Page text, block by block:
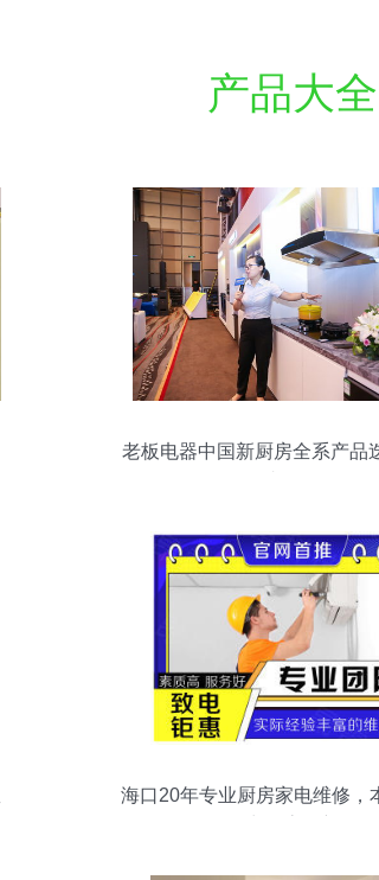
产品大全
老板电器中国新厨房全系产品
海口20年专业厨房家电维修，